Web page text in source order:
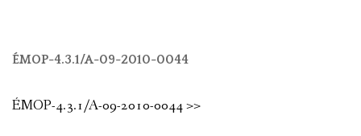
ÉMOP-4.3.1/A-09-2010-0044
ÉMOP-4.3.1/A-09-2010-0044 >>